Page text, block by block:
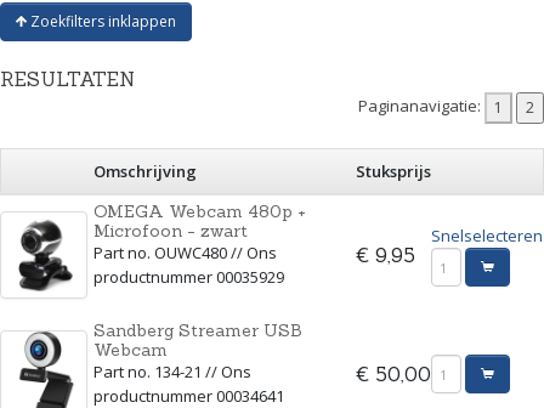
Zoekfilters inklappen
RESULTATEN
Paginanavigatie:
Omschrijving
Stuksprijs
OMEGA Webcam 480p +
Microfoon - zwart
Part no. OUWC480 // Ons
productnummer 00035929
€ 9,95
Snelselecteren
Sandberg Streamer USB
Webcam
Part no. 134-21 // Ons
productnummer 00034641
€ 50,00